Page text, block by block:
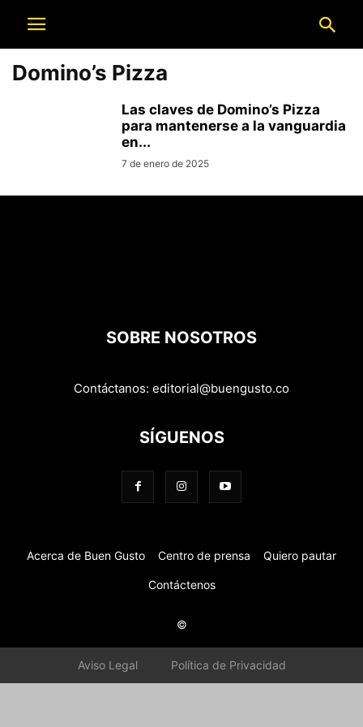
Domino’s Pizza
Las claves de Domino’s Pizza
para mantenerse a la vanguardia
en...
7 de enero de 2025
SOBRE NOSOTROS
Contáctanos: editorial@buengusto.co
SÍGUENOS
Acerca de Buen Gusto Centro de prensa Quiero pautar
Contáctenos
©
Aviso Legal Política de Privacidad